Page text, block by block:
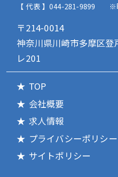
【 代表 】044-281-9899
※
〒214-0014
神奈川県川崎市多摩区登
レ201
TOP
会社概要
求人情報
プライバシーポリシー
サイトポリシー